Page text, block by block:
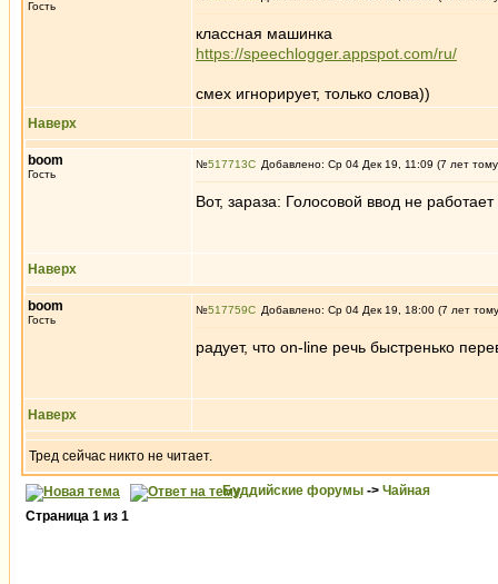
Гость
классная машинка
https://speechlogger.appspot.com/ru/
смех игнорирует, только слова))
Наверх
boom
Гость
№517713 Добавлено: Ср 04 Дек 19, 11:09 (7 лет
Вот, зараза: Голосовой ввод не
Наверх
boom
Гость
№517759 Добавлено: Ср 04 Дек 19, 18:00 (7 лет
радует, что on-line речь быстренько
Наверх
Тред сейчас никто не читает.
Буддийские форумы -> Чайная
Страница 1 из 1